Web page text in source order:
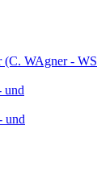
(C. WAgner - WS
und
und